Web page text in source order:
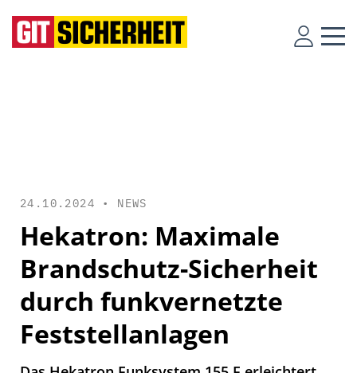
24.10.2024 • NEWS
Hekatron: Maximale
Brandschutz-Sicherheit
durch funkvernetzte
Feststellanlagen